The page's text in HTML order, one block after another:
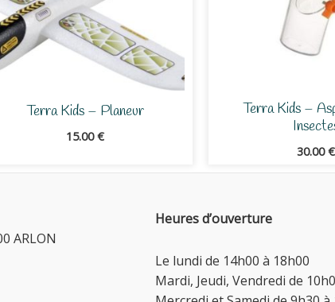
Terra Kids – Planeur
15.00€
Terra Kids –
30.00€
ARLON
Heures d’ouverture
Le lundi de 14h00 à 18h00
Mardi, Jeudi, Vendredi de